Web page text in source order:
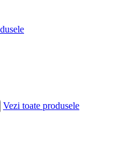
Vezi toate produsele